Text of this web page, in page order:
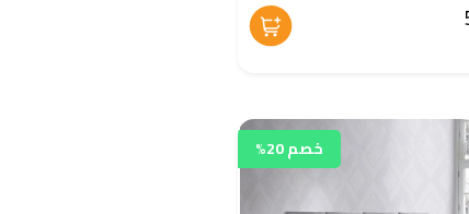
خصم 20%